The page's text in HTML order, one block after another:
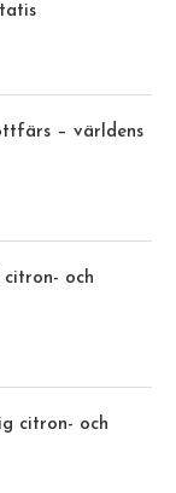
– världens
citron- och
citron- och